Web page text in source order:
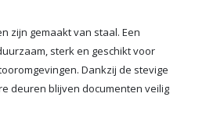
zijn gemaakt van staal. Een
sterk en geschikt voor
Dankzij de stevige
deuren blijven documenten veilig